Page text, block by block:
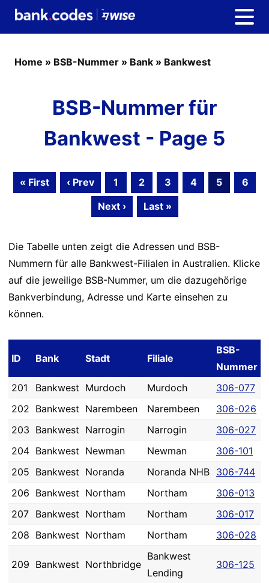
Home » BSB-Nummer » Bank » Bankwest
BSB-Nummer für
Bankwest - Page 5
« First ‹ Prev 1 2 3 4 5
6
Next ›
Last »
Die Tabelle unten zeigt die Adressen und BSB-
Nummern für alle Bankwest-Filialen in Australien. Klicke
auf die jeweilige BSB-Nummer, um die dazugehörige
Bankverbindung, Adresse und Karte einsehen zu
können.
ID Bank Stadt Filiale
BSB-
Nummer
201
Bankwest Murdoch Murdoch
306-077
202 Bankwest Narembeen Narembeen
306-026
203 Bankwest Narrogin Narrogin
306-027
204 Bankwest Newman Newman
306-101
205 Bankwest Noranda Noranda NHB 306-744
206 Bankwest Northam Northam
306-013
207 Bankwest Northam Northam
306-017
208 Bankwest Northam Northam 306-028
209 Bankwest Northbridge
Bankwest
Lending
306-125